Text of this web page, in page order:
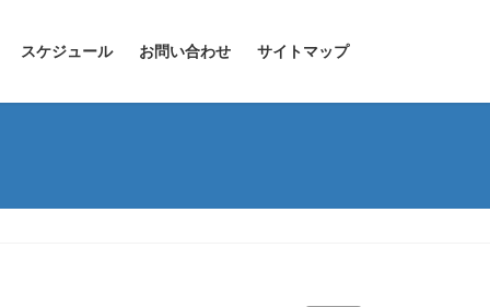
スケジュール お問い合わせ サイトマップ